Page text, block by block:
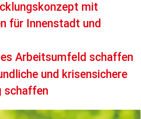
mit
für Innenstadt und
Arbeitsumfeld schaffen
und krisensichere
schaffen